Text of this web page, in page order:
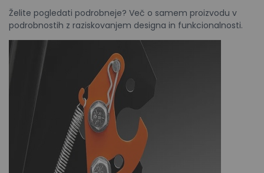
Želite pogledati podrobneje? Več o samem proizvodu v
podrobnostih z raziskovanjem designa in funkcionalnosti.